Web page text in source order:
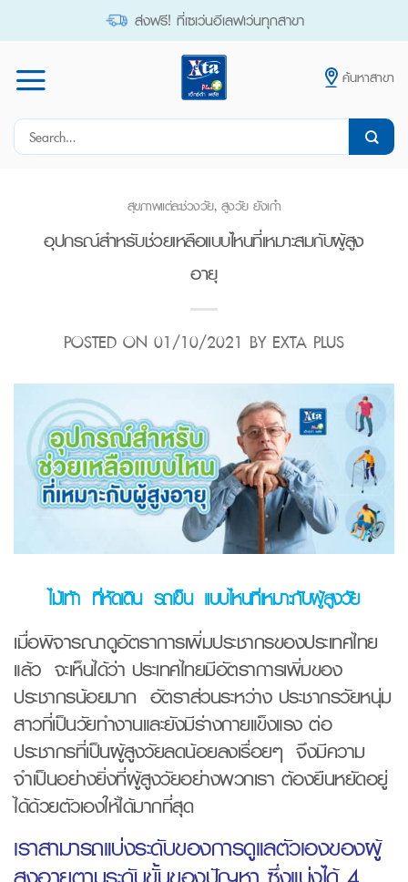
ส่งฟรี! ที่เซเว่นอีเลฟเว่นทุกสาขา
ค้นหาสาขา
Search
สุขภาพแต่ละช่วงวัย, สูงวัย ยังเก๋า
อุปกรณ์สำหรับช่วยเหลือแบบไหนที่เหมาะสมกับผู้สูง
อายุ
POSTED ON 01/10/2021 BY EXTA PLUS
ไม้เท้า ที่หัดเดิน รถเข็น แบบไหนที่เหมาะกับผู้สูงวัย
เมื่อพิจารณาดูอัตราการเพิ่มประชากรของประเทศไทย
แล้ว จะเห็นได้ว่า ประเทศไทยมีอัตราการเพิ่มของ
ประชากรน้อยมาก อัตราส่วนระหว่าง ประชากรวัยหนุ่ม
สาวที่เป็นวัยทำงานและยังมีร่างกายแข็งแรง ต่อ
ประชากรที่เป็นผู้สูงวัยลดน้อยลงเรื่อยๆ จึงมีความ
จำเป็นอย่างยิ่งที่ผู้สูงวัยอย่างพวกเรา ต้องยืนหยัดอยู่
ได้ด้วยตัวเองให้ได้มากที่สุด
เราสามารถแบ่งระดับของการดูแลตัวเองของผู้